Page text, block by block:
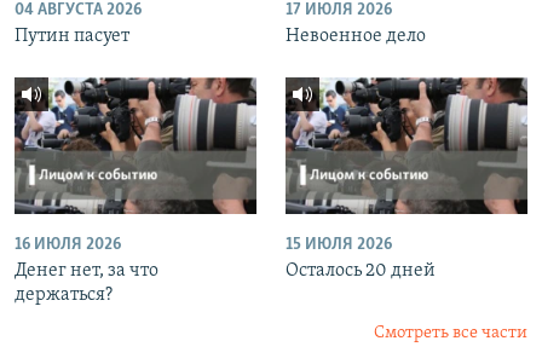
04 АВГУСТА 2026
Путин пасует
17 ИЮЛЯ 2026
Невоенное дело
16 ИЮЛЯ 2026
Денег нет, за что
держаться?
15 ИЮЛЯ 2026
Осталось 20 дней
Смотреть все части